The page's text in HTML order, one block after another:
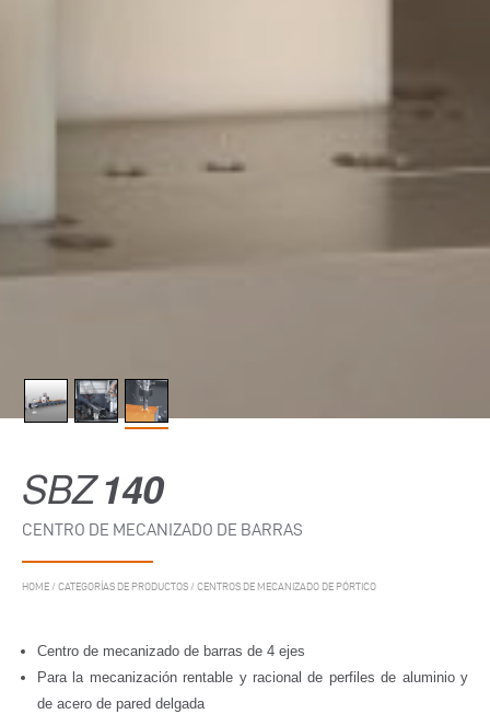
SBZ140
CENTRO DE MECANIZADO DE BARRAS
HOME/ CATEGORÍAS DE PRODUCTOS/ CENTROS DE MECANIZADO DE PÓRTICO
Centro de mecanizado de barras de 4 ejes
Para la mecanización rentable y racional de perfiles de aluminio y
de acero de pared delgada